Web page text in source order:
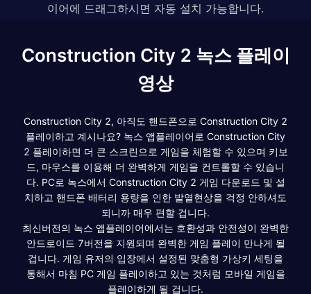
이어에 드래그하시면 자동 설치 가능합니다.
Construction City 2 녹스 플레이
영상
Construction City 2, 아직도 핸드폰으로 Construction City 2
플레이하고 계시나요? 녹스 앱플레이어로 Construction City
2 플레이하면 더 큰 스크린으로 게임을 체험할 수 있으며 키보
드, 마우스를 이용해 더 완벽하게 게임을 컨트롤할 수 있습니
다. PC로 녹스에서 Construction City 2 게임 다운로드 및 설
치하고 핸드폰 배터리 용량을 인한 발열현상을 걱정 안하셔도
되니까 매우 편할 겁니다.
최신버전의 녹스 앱플레이어에서는 호환성과 안전성이 완벽한
안드로이드 7버전을 지원되며 완벽한 게임 플레이 만나게 될
겁니다. 게임 유저의 입장에서 설정된 맞춤형 가상키 세팅을
통해서 마침 PC 게임 플레이하고 있는 것처럼 모바일 게임을
플레이하게 될 겁니다.